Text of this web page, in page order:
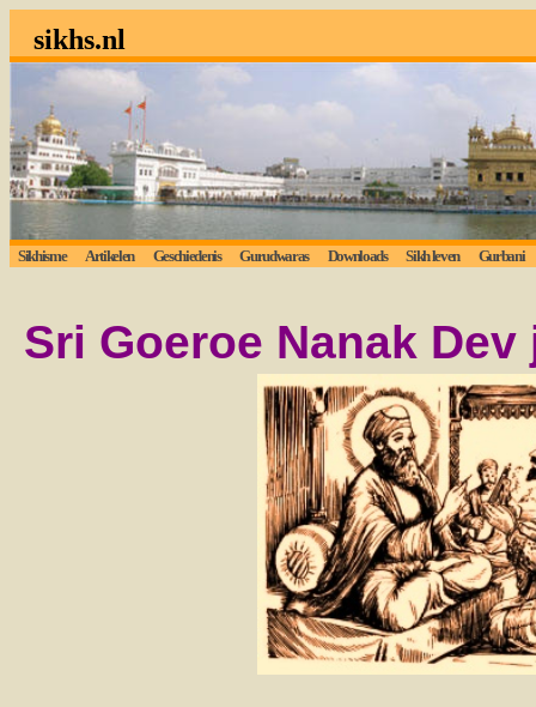
sikhs.nl
Sikhisme Artikelen Geschiedenis Gurudwaras Downloads Sikh leven Gurbani
Sri Goeroe Nanak